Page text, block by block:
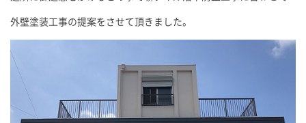
外壁塗装工事の提案をさせて頂きました。